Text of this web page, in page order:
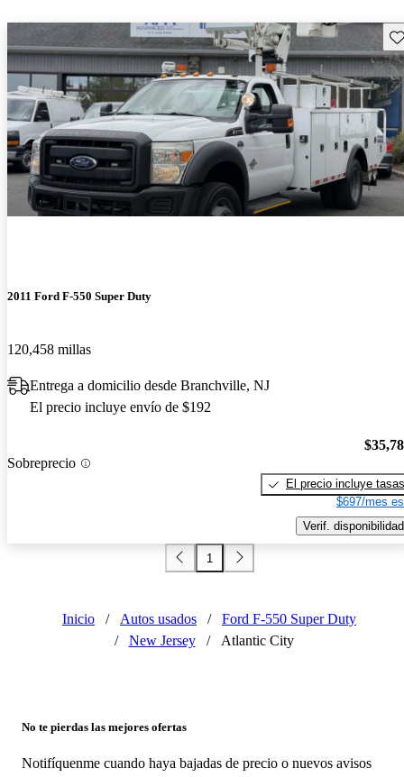
2011 Ford F-550 Super Duty
120,458 millas
Entrega a domicilio desde Branchville, NJ
El precio incluye envío de $192
Sobreprecio
El precio incluye tasas
$697/mes
Verif. disponibilidad
1
Inicio / Autos usados /
Ford F-550 Super Duty
/
New Jersey / Atlantic City
No te pierdas las mejores ofertas
Notifíquenme cuando haya bajadas de precio o nuevos avisos